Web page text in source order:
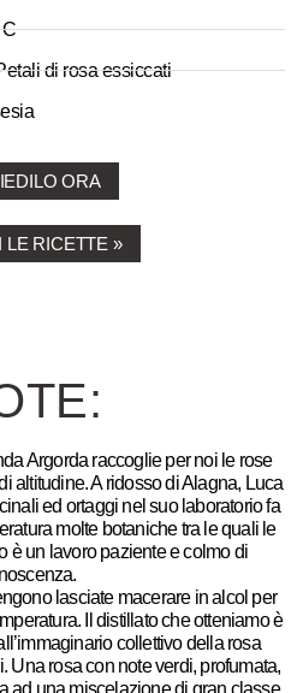
di rosa essiccati
ORA
LE RICETTE »
Argorda raccoglie per noi le rose
altitudine. A ridosso di Alagna, Luca
ed ortaggi nel suo laboratorio fa
molte botaniche tra le quali le
è un lavoro paziente e colmo di
lasciate macerare in alcol per
Il distillato che otteniamo è
collettivo della rosa
Una rosa con note verdi, profumata,
ad una miscelazione di gran classe,